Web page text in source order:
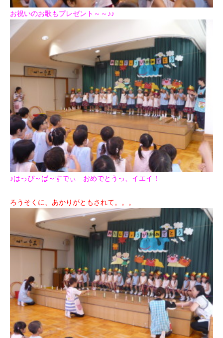
お祝いのお歌もプレゼント～～♪♪
♪はっぴ～ば～すでぃ おめでとうっ、イエイ！
ろうそくに、あかりがともされて。。。